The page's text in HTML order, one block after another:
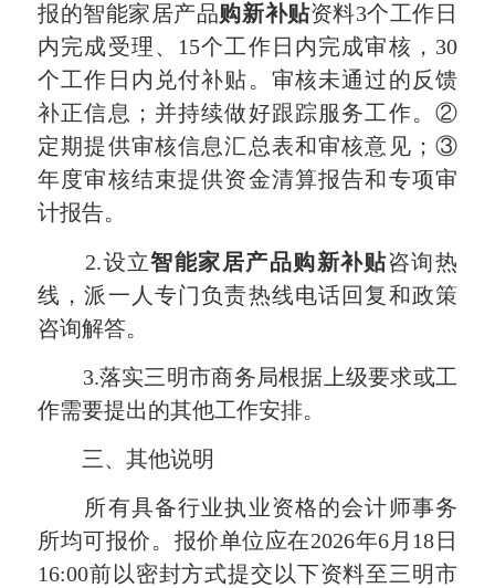
报的智能家居产品购新补贴资料3个工作日
内完成受理、15个工作日内完成审核，30
个工作日内兑付补贴。审核未通过的反馈
补正信息；并持续做好跟踪服务工作。②
定期提供审核信息汇总表和审核意见；③
年度审核结束提供资金清算报告和专项审
计报告。
2.设立智能家居产品购新补贴咨询热
线，派一人专门负责热线电话回复和政策
咨询解答。
3.落实三明市商务局根据上级要求或工
作需要提出的其他工作安排。
三、其他说明
所有具备行业执业资格的会计师事务
所均可报价。报价单位应在2026年6月18日
16:00前以密封方式提交以下资料至三明市